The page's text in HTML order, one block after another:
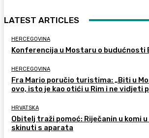
LATEST ARTICLES
HERCEGOVINA
Konferencija u Mostaru o budućnosti
HERCEGOVINA
Fra Mario poručio turistima: „Biti u
ovo, isto je kao otići u Rim i ne vidjeti
HRVATSKA
Obitelj traži pomoć: Riječanin u komi
skinuti s aparata